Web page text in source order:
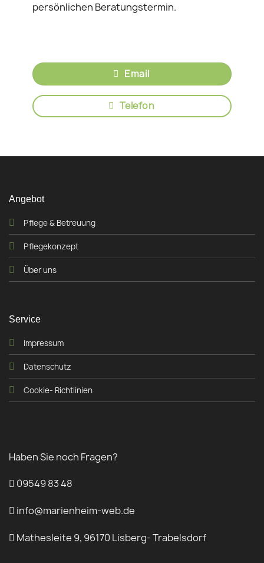
persönlichen Beratungstermin.
Email
Telefon
Angebot
Pflege & Betreuung
Pflegekonzept
Über uns
Service
Impressum
Datenschutz
Cookie- Richtlinien
Haben Sie noch Fragen?
09549 83 48
info@marienheim-web.de
Mathesleite 9, 96170 Lisberg- Trabelsdorf